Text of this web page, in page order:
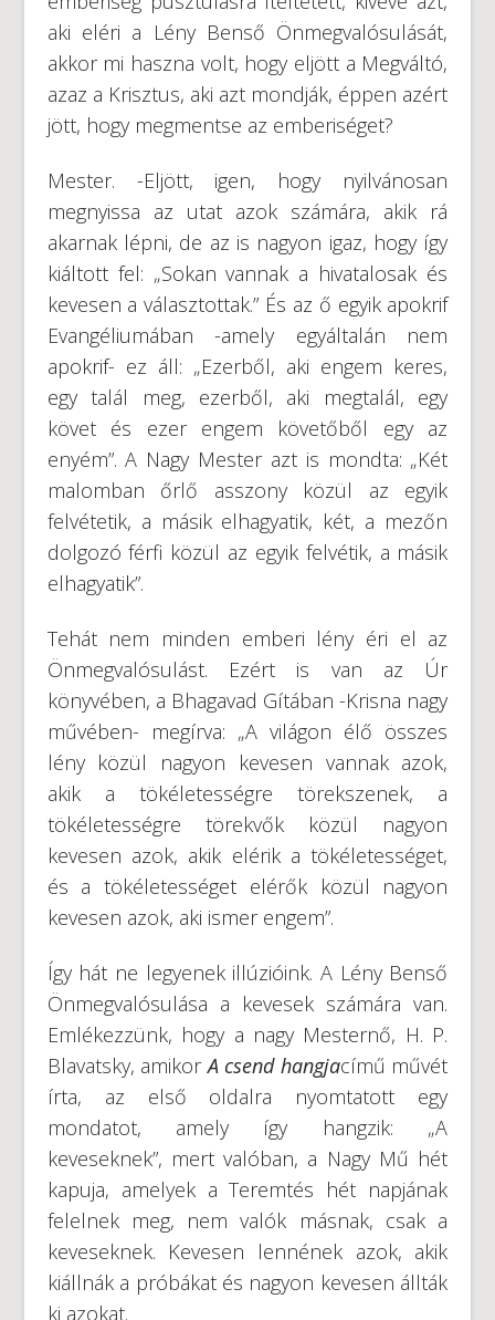
aki eléri a Lény Benső Önmegvalósulását,
akkor mi haszna volt, hogy eljött a Megváltó,
azaz a Krisztus, aki azt mondják, éppen azért
jött, hogy megmentse az emberiséget?
Mester. -Eljött, igen, hogy nyilvánosan
megnyissa az utat azok számára, akik rá
akarnak lépni, de az is nagyon igaz, hogy így
kiáltott fel: „Sokan vannak a hivatalosak és
kevesen a választottak.” És az ő egyik apokrif
Evangéliumában -amely egyáltalán nem
apokrif- ez áll: „Ezerből, aki engem keres,
egy talál meg, ezerből, aki megtalál, egy
követ és ezer engem követőből egy az
enyém”. A Nagy Mester azt is mondta: „Két
malomban őrlő asszony közül az egyik
felvétetik, a másik elhagyatik, két, a mezőn
dolgozó férfi közül az egyik felvétik, a másik
elhagyatik”.
Tehát nem minden emberi lény éri el az
Önmegvalósulást. Ezért is van az Úr
könyvében, a Bhagavad Gítában -Krisna nagy
művében- megírva: „A világon élő összes
lény közül nagyon kevesen vannak azok,
akik a tökéletességre törekszenek, a
tökéletességre törekvők közül nagyon
kevesen azok, akik elérik a tökéletességet,
és a tökéletességet elérők közül nagyon
kevesen azok, aki ismer engem”.
Így hát ne legyenek illúzióink. A Lény Benső
Önmegvalósulása a kevesek számára van.
Emlékezzünk, hogy a nagy Mesternő, H. P.
Blavatsky, amikorA csend hangjacímű művét
írta, az első oldalra nyomtatott egy
mondatot, amely így hangzik: „A
keveseknek”, mert valóban, a Nagy Mű hét
kapuja, amelyek a Teremtés hét napjának
felelnek meg, nem valók másnak, csak a
keveseknek. Kevesen lennének azok, akik
kiállnák a próbákat és nagyon kevesen állták
ki azokat.